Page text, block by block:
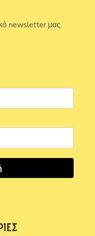
newsletter μας.